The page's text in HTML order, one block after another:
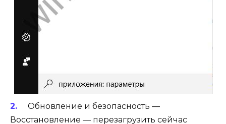
Обновление и безопасность —
Восстановление — перезагрузить сейчас